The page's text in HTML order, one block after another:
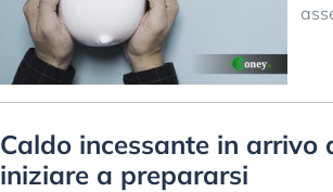
Caldo incessante in arrivo
iniziare a prepararsi